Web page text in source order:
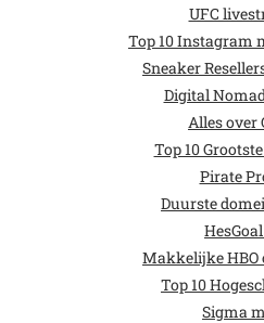
UFC
Top 10 Instagram
Sneaker
Digital
Alles over
Top 10
Pirate
Duurste
HesGoal
Makkelijke HBO
Top 10
Sigma